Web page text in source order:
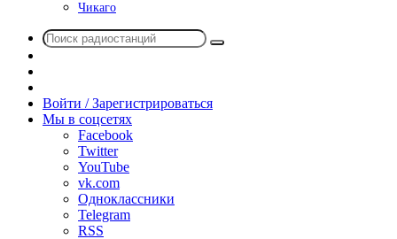
Чикаго
Поиск
радио
Войти / Зарегистрироваться
Мы в соцсетях
Facebook
Twitter
YouTube
vk.com
Одноклассники
Telegram
RSS